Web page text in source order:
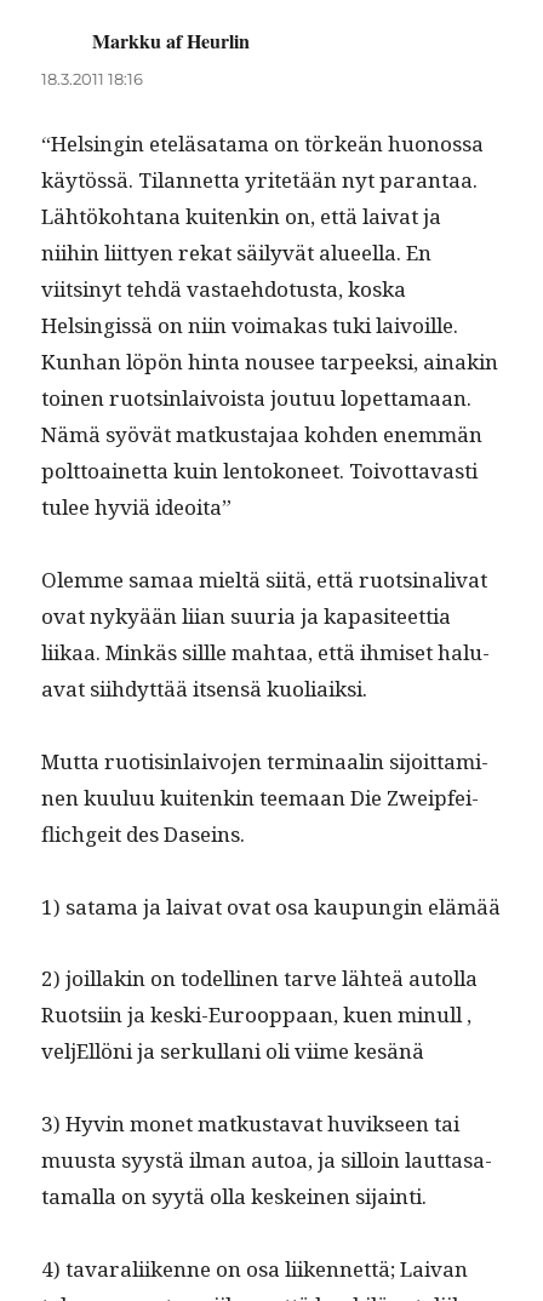
Markku af Heurlin
18.3.2011 18:16
“Helsin­gin eteläsa­ta­ma on törkeän huonos­sa
käytössä. Tilan­net­ta yritetään nyt paran­taa.
Lähtöko­htana kuitenkin on, että lai­vat ja
niihin liit­tyen rekat säi­lyvät alueel­la. En
viitsinyt tehdä vas­tae­hdo­tus­ta, kos­ka
Helsingis­sä on niin voimakas tuki laivoille.
Kun­han löpön hin­ta nousee tarpeek­si, ainakin
toinen ruotsin­laivoista joutuu lopet­ta­maan.
Nämä syövät matkus­ta­jaa kohden enem­män
polt­toainet­ta kuin lentokoneet. Toiv­ot­tavasti
tulee hyviä ideoita”
Olemme samaa mieltä siitä, että ruotsi­nali­vat
ovat nykyään liian suuria ja kap­a­siteet­tia
liikaa. Minkäs sil­lle mah­taa, että ihmiset halu­
a­vat siihdyt­tää itsen­sä kuoliaiksi.
Mut­ta ruo­tisin­laivo­jen ter­mi­naalin sijoit­ta­mi­
nen kuu­luu kuitenkin teemaan Die Zweipfei­
flichgeit des Daseins.
1) sata­ma ja lai­vat ovat osa kaupun­gin elämää
2) joil­lakin on todel­li­nen tarve lähteä autol­la
Ruot­si­in ja kes­ki-Euroop­paan, kuen min­ull ,
vel­jEl­löni ja serkul­lani oli viime kesänä
3) Hyvin mon­et matkus­ta­vat huvikseen tai
muus­ta syys­tä ilman autoa, ja sil­loin laut­tasa­
ta­mal­la on syytä olla keskeinen sijainti.
4) tavar­ali­ikenne on osa liiken­net­tä; Laivan